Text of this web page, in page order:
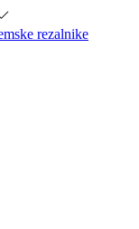
rezalnike